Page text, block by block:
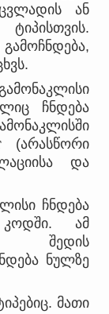
ან
ჩნდება
(არასწორი
და
ჩნდება
კოდში. ამ
შედის
ნულზე
მათი